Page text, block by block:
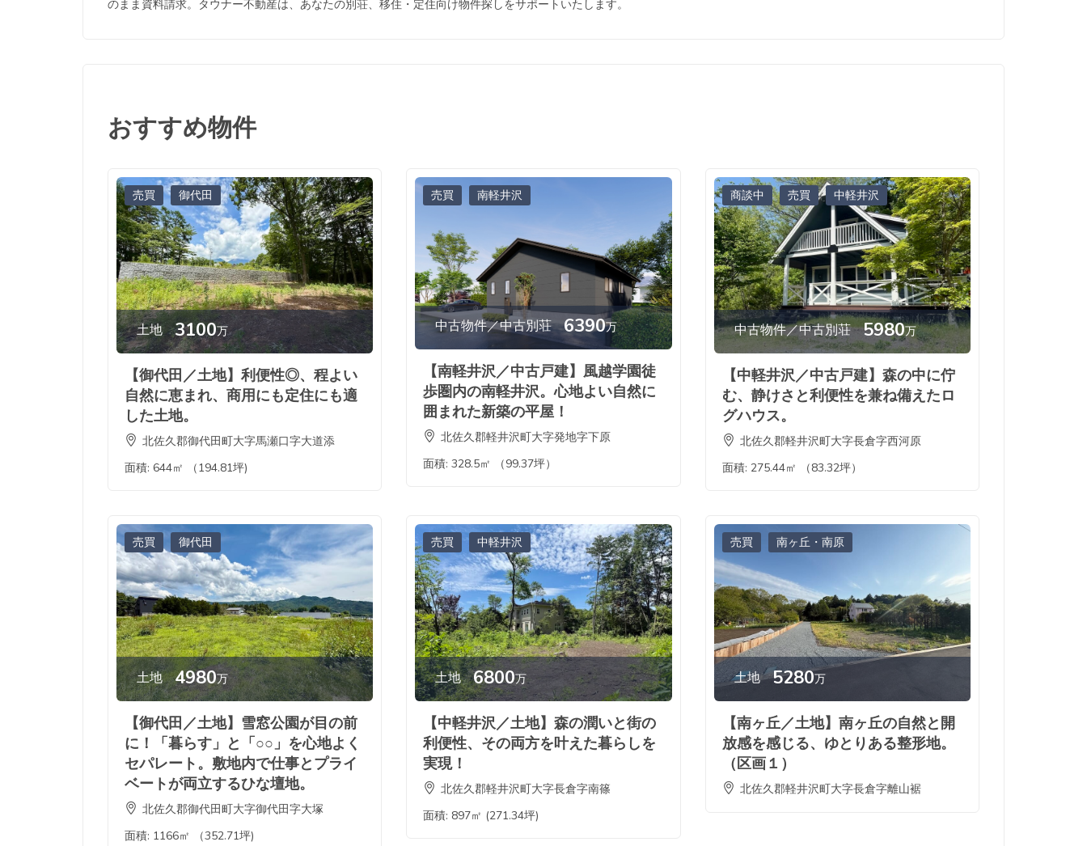
のまま資料請求。タウナー不動産は、あなたの別荘、移住・定住向け物件探しをサポートいたします。
おすすめ物件
売買 御代田
土地 3100万
【御代田／土地】利便性◎、程よい
自然に恵まれ、商用にも定住にも適
した土地。
北佐久郡御代田町大字馬瀬口字大道添
面積: 644㎡ （194.81坪)
売買 南軽井沢
中古物件／中古別荘 6390万
【南軽井沢／中古戸建】風越学園徒
歩圏内の南軽井沢。心地よい自然に
囲まれた新築の平屋！
北佐久郡軽井沢町大字発地字下原
面積:328.5㎡ （99.37坪）
商談中 売買 中軽井沢
中古物件／中古別荘 5980万
【中軽井沢／中古戸建】森の中に佇
む、静けさと利便性を兼ね備えたロ
グハウス。
北佐久郡軽井沢町大字長倉字西河原
面積: 275.44㎡ （83.32坪）
売買 御代田
土地 4980万
【御代田／土地】雪窓公園が目の前
に！「暮らす」と「○○」を心地よく
セパレート。敷地内で仕事とプライ
ベートが両立するひな壇地。
北佐久郡御代田町大字御代田字大塚
面積: 1166㎡ （352.71坪)
売買 中軽井沢
土地 6800万
【中軽井沢／土地】森の潤いと街の
利便性、その両方を叶えた暮らしを
実現！
北佐久郡軽井沢町大字長倉字南篠
面積: 897㎡ (271.34坪)
売買 南ヶ丘・南原
土地 5280万
【南ヶ丘／土地】南ヶ丘の自然と開
放感を感じる、ゆとりある整形地。
（区画１）
北佐久郡軽井沢町大字長倉字離山裾